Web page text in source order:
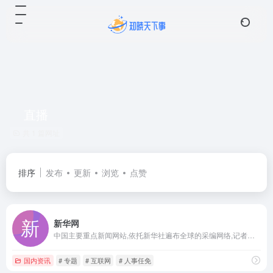
排序 发布 更新 浏览 点赞
新华网
国内资讯 # 专题 # 互联网 # 人事任免